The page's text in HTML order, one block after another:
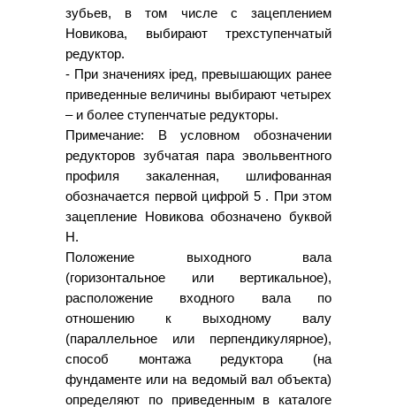
зубьев, в том числе с зацеплением
Новикова, выбирают трехступенчатый
редуктор.
- При значениях iред, превышающих ранее
приведенные величины выбирают четырех
– и более ступенчатые редукторы.
Примечание: В условном обозначении
редукторов зубчатая пара эвольвентного
профиля закаленная, шлифованная
обозначается первой цифрой 5 . При этом
зацепление Новикова обозначено буквой
Н.
Положение выходного вала
(горизонтальное или вертикальное),
расположение входного вала по
отношению к выходному валу
(параллельное или перпендикулярное),
способ монтажа редуктора (на
фундаменте или на ведомый вал объекта)
определяют по приведенным в каталоге